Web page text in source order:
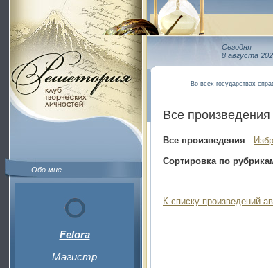
Обо мне
Felora
Магистр
Сегодня
8 августа
Во всех государствах
Все произведения
Все произведения
Сортировка по
К списку произведений